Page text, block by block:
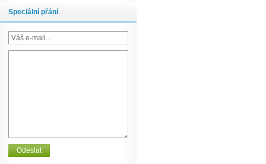
Speciální přání